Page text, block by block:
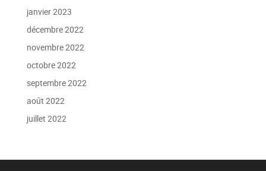
janvier 2023
décembre 2022
novembre 2022
octobre 2022
septembre 2022
août 2022
juillet 2022